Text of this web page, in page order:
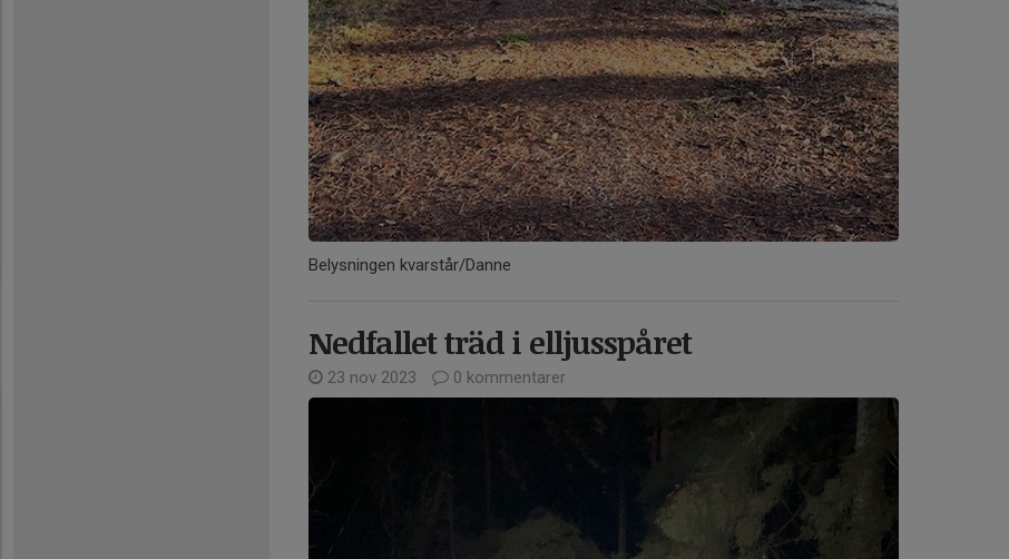
Belysningen kvarstår/Danne
Nedfallet träd i elljusspåret
23 nov 2023 0 kommentarer